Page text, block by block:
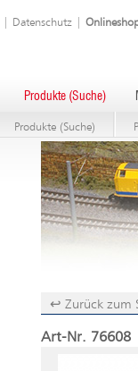
Datenschutz
Produkte (Suche)
Produkte (Suche)
↩ Zurück zum
Art-Nr. 76608 |